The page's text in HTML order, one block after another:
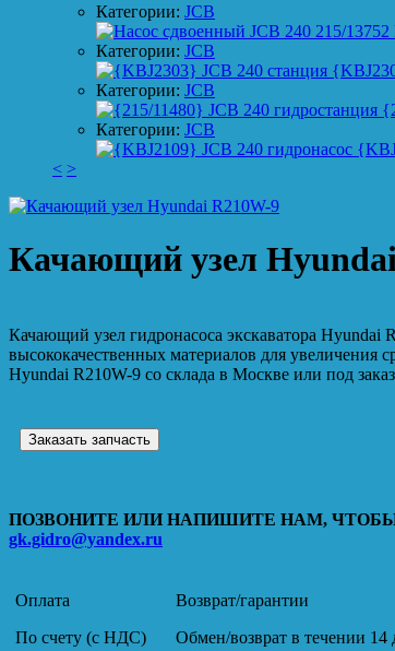
Категории: JCB
Категории: JCB
Категории: JCB
Категории: JCB
< >
Качающий узел
Качающий узел гидронасоса экскаватора Hyundai
высококачественных материалов для увеличения
Hyundai R210W-9 со склада в Москве или под
Заказать запчасть
ПОЗВОНИТЕ ИЛИ НАПИШИТЕ НАМ, ЧТОБЫ
gk.gidro@yandex.ru
Оплата
По счету (с НДС)
Возврат/гарантии
Обмен/возврат в течении 14